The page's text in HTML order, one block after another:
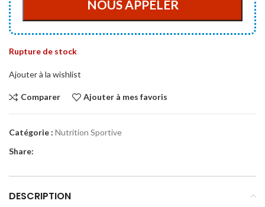
Rupture de stock
Ajouter à la wishlist
Comparer Ajouter à mes favoris
Catégorie : Nutrition Sportive
Share:
DESCRIPTION